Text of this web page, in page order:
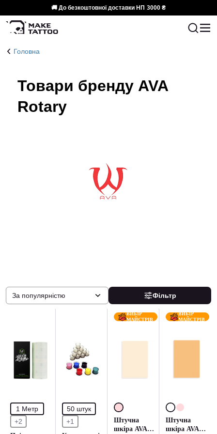
🚚 До безкоштовної доставки НП 3000 ₴
Головна
Товари бренду AVA
Rotary
Фільтр
За популярністю
1 Метр
+2
50 штук
+1
ВИБІР
МАЙСТРІВ
Штучна
шкіра AVA
ВИБІР
МАЙСТРІВ
Штучна
шкіра AVA